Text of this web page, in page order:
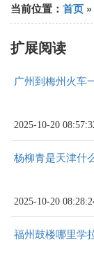
当前位置： 首页 »
扩展阅读
广州到梅州火车
2025-10-20
杨柳青是天津什
2025-10-20
福州鼓楼哪里学